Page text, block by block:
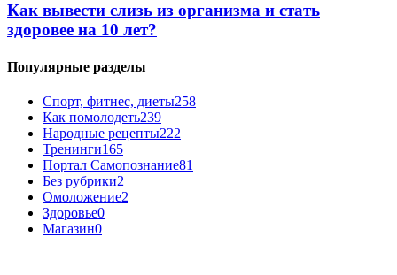
Как вывести слизь из организма и стать
здоровее на 10 лет?
Популярные разделы
Спорт, фитнес, диеты258
Как помолодеть239
Народные рецепты222
Тренинги165
Портал Самопознание81
Без рубрики2
Омоложение2
Здоровье0
Магазин0